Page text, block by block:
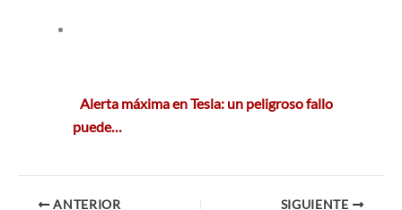
Alerta máxima en Tesla: un peligroso fallo
puede…
ANTERIOR SIGUIENTE